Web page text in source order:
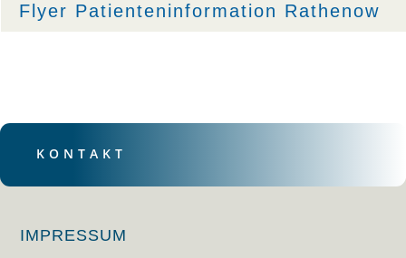
Flyer Patienteninformation Rathenow
KONTAKT
IMPRESSUM